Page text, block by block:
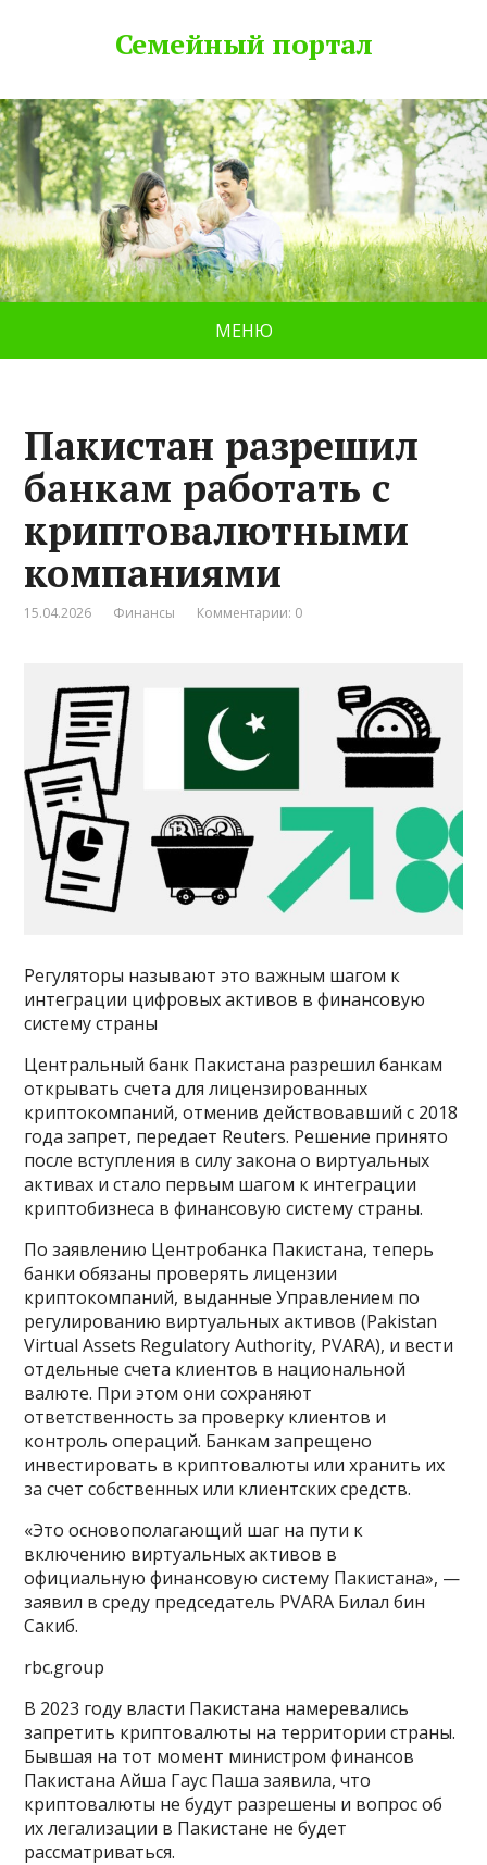
Семейный портал
МЕНЮ
Пакистан разрешил
банкам работать с
криптовалютными
компаниями
15.04.2026 Финансы Комментарии: 0
Регуляторы называют это важным шагом к
интеграции цифровых активов в финансовую
систему страны
Центральный банк Пакистана разрешил банкам
открывать счета для лицензированных
криптокомпаний, отменив действовавший с 2018
года запрет, передает Reuters. Решение принято
после вступления в силу закона о виртуальных
активах и стало первым шагом к интеграции
криптобизнеса в финансовую систему страны.
По заявлению Центробанка Пакистана, теперь
банки обязаны проверять лицензии
криптокомпаний, выданные Управлением по
регулированию виртуальных активов (Pakistan
Virtual Assets Regulatory Authority, PVARA), и вести
отдельные счета клиентов в национальной
валюте. При этом они сохраняют
ответственность за проверку клиентов и
контроль операций. Банкам запрещено
инвестировать в криптовалюты или хранить их
за счет собственных или клиентских средств.
«Это основополагающий шаг на пути к
включению виртуальных активов в
официальную финансовую систему Пакистана», —
заявил в среду председатель PVARA Билал бин
Сакиб.
rbc.group
В 2023 году власти Пакистана намеревались
запретить криптовалюты на территории страны.
Бывшая на тот момент министром финансов
Пакистана Айша Гаус Паша заявила, что
криптовалюты не будут разрешены и вопрос об
их легализации в Пакистане не будет
рассматриваться.